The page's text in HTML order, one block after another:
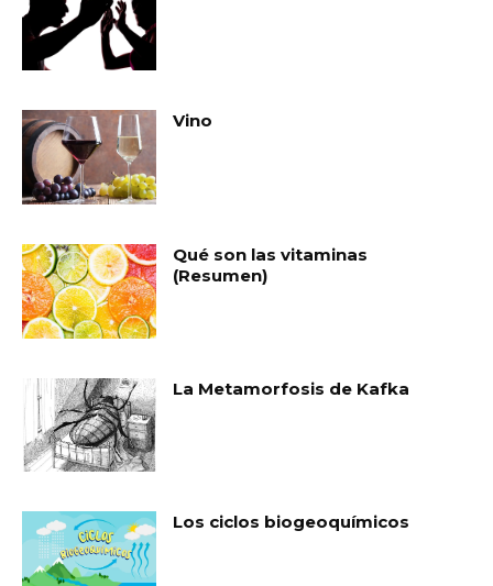
Vino
Qué son las vitaminas
(Resumen)
La Metamorfosis de Kafka
Los ciclos biogeoquímicos